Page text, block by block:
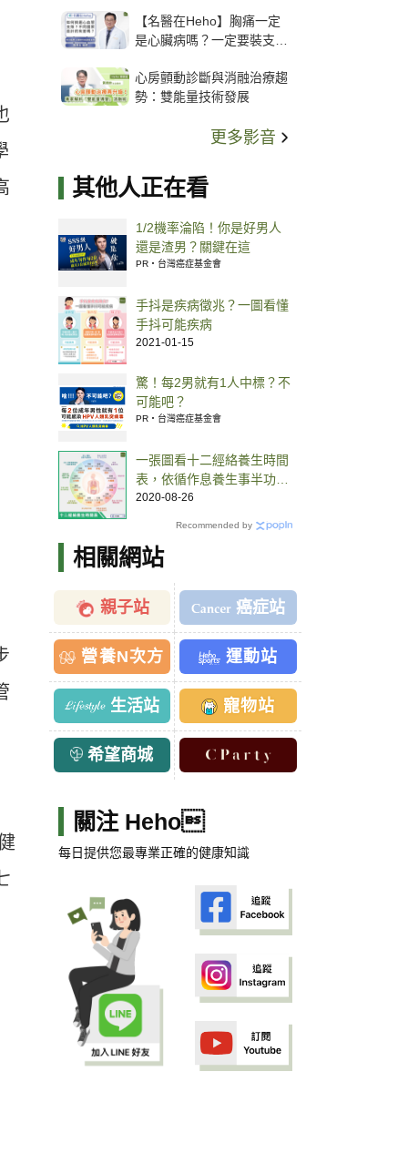
【名醫在Heho】胸痛一定
是心臟病嗎？一定要裝支
解析支架種類、風險與選擇
關鍵
心房顫動診斷與消融治療趨
勢：雙能量技術發展
更多影音
其他人正在看
1/2機率淪陷！你是好男人
還是渣男？關鍵在這
PR・台灣癌症基金會
手抖是疾病徵兆？一圖看懂
手抖可能疾病
2021-01-15
驚！每2男就有1人中標？不
可能吧？
PR・台灣癌症基金會
一張圖看十二經絡養生時間
表，依循作息養生事半功
倍！
2020-08-26
Recommended by
相關網站
親子站 癌症站
營養N次方 運動站
生活站 寵物站
希望商城
關注 Heho
每日提供您最專業正確的健康知識